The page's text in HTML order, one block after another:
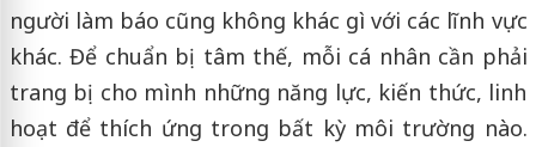
người làm báo cũng không khác gì với các lĩnh vực
khác. Để chuẩn bị tâm thế, mỗi cá nhân cần phải
trang bị cho mình những năng lực, kiến thức, linh
hoạt để thích ứng trong bất kỳ môi trường nào.